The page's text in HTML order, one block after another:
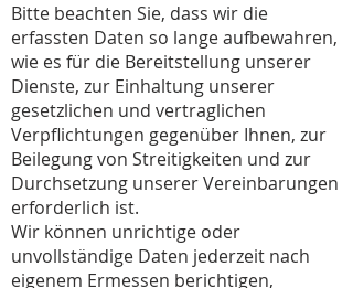
Bitte beachten Sie, dass wir die
erfassten Daten so lange aufbewahren,
wie es für die Bereitstellung unserer
Dienste, zur Einhaltung unserer
gesetzlichen und vertraglichen
Verpflichtungen gegenüber Ihnen, zur
Beilegung von Streitigkeiten und zur
Durchsetzung unserer Vereinbarungen
erforderlich ist.
Wir können unrichtige oder
unvollständige Daten jederzeit nach
eigenem Ermessen berichtigen,